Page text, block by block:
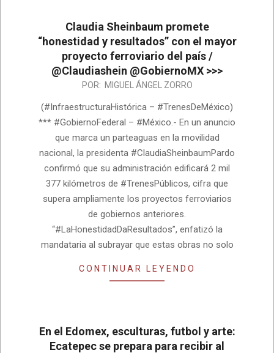
Claudia Sheinbaum promete
“honestidad y resultados” con el mayor
proyecto ferroviario del país /
@Claudiashein @GobiernoMX >>>
05-
20
POR: MIGUEL ÁNGEL ZORRO
(#InfraestructuraHistórica – #TrenesDeMéxico)
*** #GobiernoFederal – #México.- En un anuncio
que marca un parteaguas en la movilidad
nacional, la presidenta #ClaudiaSheinbaumPardo
confirmó que su administración edificará 2 mil
377 kilómetros de #TrenesPúblicos, cifra que
supera ampliamente los proyectos ferroviarios
de gobiernos anteriores.
“#LaHonestidadDaResultados”, enfatizó la
mandataria al subrayar que estas obras no solo
CONTINUAR LEYENDO
En el Edomex, esculturas, futbol y arte:
Ecatepec se prepara para recibir al